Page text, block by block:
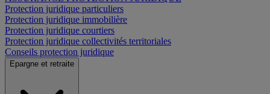
Protection juridique particuliers
Protection juridique immobilière
Protection juridique courtiers
Protection juridique collectivités territoriales
Conseils protection juridique
Epargne et retraite